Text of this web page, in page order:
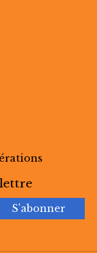
S'abonner